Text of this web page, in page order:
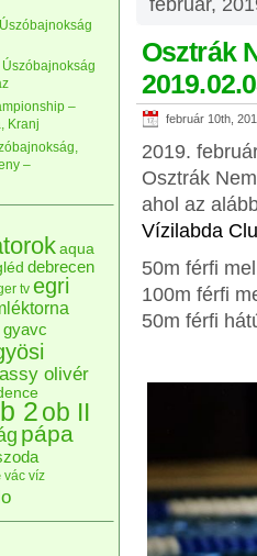
február,
Osztrák
február 10th,
2019.
Osztrák
ahol az
Vízilabda
50m férfi
100m férfi
50m férfi
–
Kranj
–
aqua
debrecen
tv egri
gyavc
olivér
2ob II
pápa
vác víz